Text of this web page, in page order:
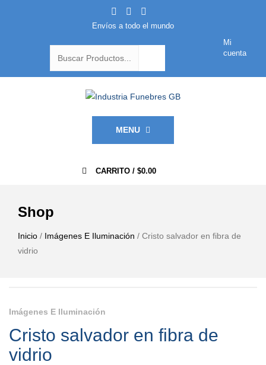
Envíos a todo el mundo
Mi
cuenta
MENU
CARRITO / $0.00
Shop
Inicio / Imágenes E Iluminación / Cristo salvador en fibra de
vidrio
Imágenes E Iluminación
Cristo salvador en fibra de
vidrio